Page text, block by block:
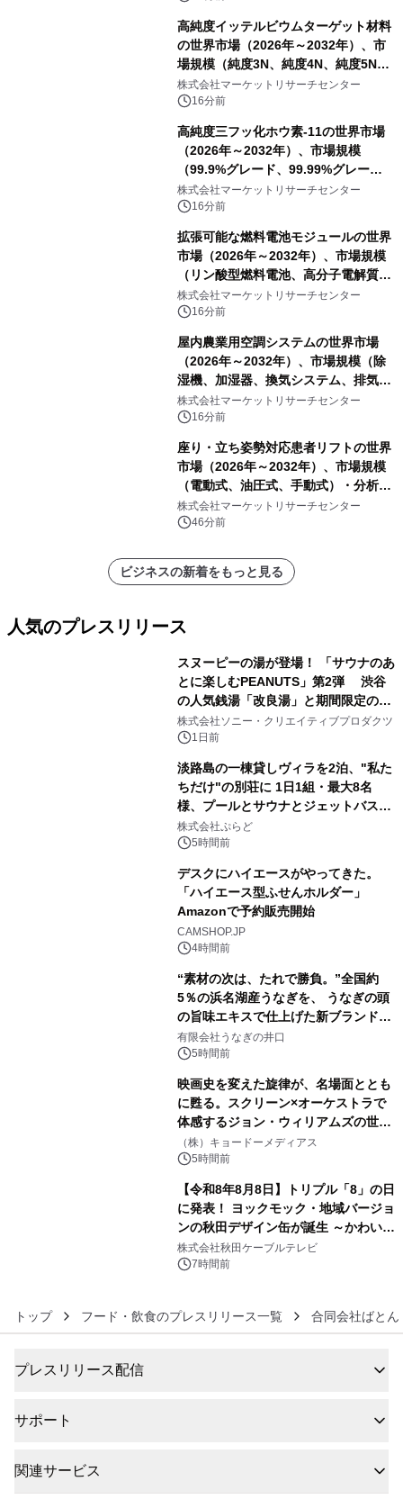
高純度イッテルビウムターゲット材料
の世界市場（2026年～2032年）、市
場規模（純度3N、純度4N、純度5N、
その他）・分析レポートを発表
株式会社マーケットリサーチセンター
16分前
高純度三フッ化ホウ素-11の世界市場
（2026年～2032年）、市場規模
（99.9%グレード、99.99%グレー
ド）・分析レポートを発表
株式会社マーケットリサーチセンター
16分前
拡張可能な燃料電池モジュールの世界
市場（2026年～2032年）、市場規模
（リン酸型燃料電池、高分子電解質膜
型燃料電池）・分析レポートを発表
株式会社マーケットリサーチセンター
16分前
屋内農業用空調システムの世界市場
（2026年～2032年）、市場規模（除
湿機、加湿器、換気システム、排気フ
ァン、空気循環システム）・分析レポ
ートを発表
株式会社マーケットリサーチセンター
16分前
座り・立ち姿勢対応患者リフトの世界
市場（2026年～2032年）、市場規模
（電動式、油圧式、手動式）・分析レ
ポートを発表
株式会社マーケットリサーチセンター
46分前
ビジネスの新着をもっと見る
人気のプレスリリース
スヌーピーの湯が登場！ 「サウナのあ
とに楽しむPEANUTS」第2弾 渋谷
の人気銭湯「改良湯」と期間限定のコ
ラボレーション サウナイキタイコラ
ボグッズも発売決定！
株式会社ソニー・クリエイティブプロダクツ
1日前
淡路島の一棟貸しヴィラを2泊、"私た
ちだけ"の別荘に 1日1組・最大8名
様、プールとサウナとジェットバス付
きで Villa Mon Temps AWAJIの連泊
素泊りプラン
株式会社ぷらど
5時間前
デスクにハイエースがやってきた。
「ハイエース型ふせんホルダー」
Amazonで予約販売開始
CAMSHOP.JP
4時間前
“素材の次は、たれで勝負。”全国約
5％の浜名湖産うなぎを、 うなぎの頭
の旨味エキスで仕上げた新ブランド
「井口の誉」誕生
有限会社うなぎの井口
5時間前
映画史を変えた旋律が、名場面ととも
に甦る。スクリーン×オーケストラで
体感するジョン・ウィリアムズの世
界。ジョン・ウィリアムズ：シネマ・
スペクタキュラー・コンサート 開催決
定！
（株）キョードーメディアス
5時間前
【令和8年8月8日】トリプル「8」の日
に発表！ ヨックモック・地域バージョ
ンの秋田デザイン缶が誕生 ～かわいい
秋田犬の子犬と秋田の四季と名所を巡
るパッケージ～ 9月1日(火)秋田県内で
株式会社秋田ケーブルテレビ
7時間前
トップ フード・飲食のプレスリリース一覧 合同会社ばとん
プレスリリース配信
サポート
関連サービス